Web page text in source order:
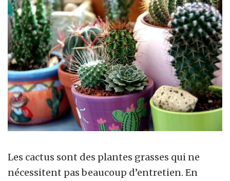
Les cactus sont des plantes grasses qui ne
nécessitent pas beaucoup d’entretien. En